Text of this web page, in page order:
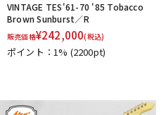
VINTAGE TES'61-70 '85 Tobacco
Brown Sunburst／R
販売価格¥242,000(税込)
ポイント：1% (2200pt)